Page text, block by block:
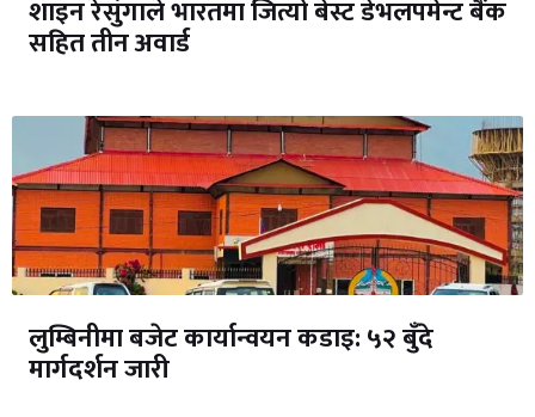
शाइन रेसुंगाले भारतमा जित्यो बेस्ट डेभलपमेन्ट बैंक
सहित तीन अवार्ड
लुम्बिनीमा बजेट कार्यान्वयन कडाइ: ५२ बुँदे
मार्गदर्शन जारी